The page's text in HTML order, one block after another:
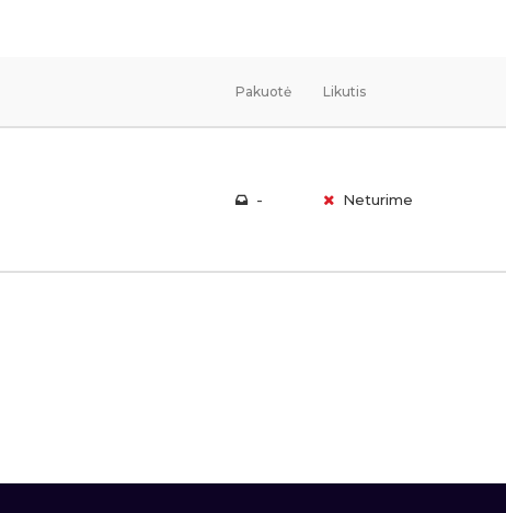
Pakuotė Likutis
- Neturime